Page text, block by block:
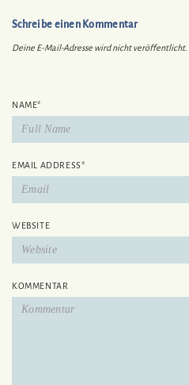
Schreibe einen Kommentar
Deine E-Mail-Adresse wird nicht veröffentlicht.
NAME*
EMAIL ADDRESS*
WEBSITE
KOMMENTAR